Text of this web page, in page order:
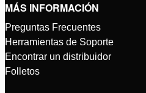
MÁS INFORMACIÓN
Preguntas Frecuentes
Herramientas de Soporte
Encontrar un distribuidor
Folletos